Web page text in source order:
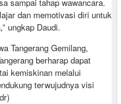
dan memotivasi diri untuk
ungkap Daudi.
Tangerang Gemilang,
berharap dapat
kemiskinan melalui
terwujudnya visi